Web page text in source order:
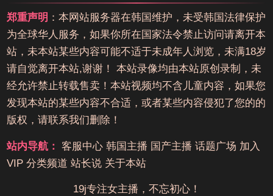
郑重声明 ：本网站服务器在韩国维护，未受韩国法律保护
为全球华人服务，如果你所在国家法令禁止访问请离开本
站，未本站某些内容可能不适于未成年人浏览，未满18岁
请自觉离开本站,谢谢！ 本站录像均由本站原创录制，未
经允许禁止转载售卖！本站视频均不含儿童内容，如果您
发现本站的某些内容不合适，或者某些内容侵犯了您的的
版权，请联系我们删除！
站内导航： 客服中心 韩国主播 国产主播 话题广场 加入
VIP 分类频道 站长说 关于本站
19j专注女主播，不忘初心！